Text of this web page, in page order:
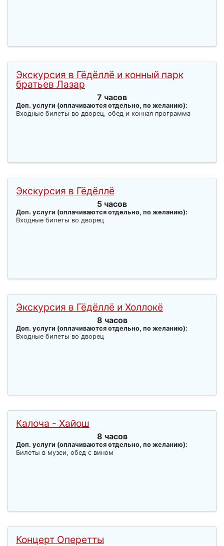
Экскурсия в Гёдёллё и конный парк
братьев Лазар
7 часов
Доп. услуги (оплачиваются отдельно, по желанию):
Входные билеты во дворец, обед и конная программа
Экскурсия в Гёдёллё
5 часов
Доп. услуги (оплачиваются отдельно, по желанию):
Входные билеты во дворец
Экскурсия в Гёдёллё и Холлокё
8 часов
Доп. услуги (оплачиваются отдельно, по желанию):
Входные билеты во дворец
Калоча - Хайош
8 часов
Доп. услуги (оплачиваются отдельно, по желанию):
Билеты в музеи, обед с вином
Концерт Оперетты